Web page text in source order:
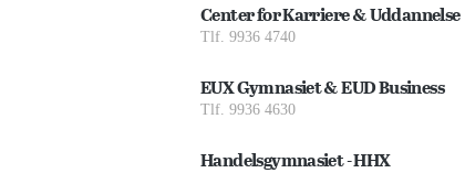
Center for Karriere & Uddannelse
Tlf. 9936 4740
EUX Gymnasiet & EUD Business
Tlf. 9936 4630
Handelsgymnasiet - HHX